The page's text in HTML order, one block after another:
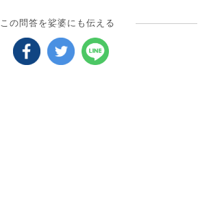
この問答を娑婆にも伝える